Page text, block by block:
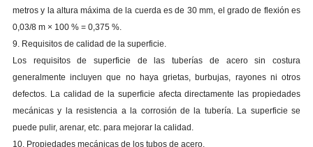
metros y la altura máxima de la cuerda es de 30 mm, el grado de flexión es
0,03/8 m × 100 % = 0,375 %.
9. Requisitos de calidad de la superficie.
Los requisitos de superficie de las tuberías de acero sin costura
generalmente incluyen que no haya grietas, burbujas, rayones ni otros
defectos. La calidad de la superficie afecta directamente las propiedades
mecánicas y la resistencia a la corrosión de la tubería. La superficie se
puede pulir, arenar, etc. para mejorar la calidad.
10. Propiedades mecánicas de los tubos de acero.